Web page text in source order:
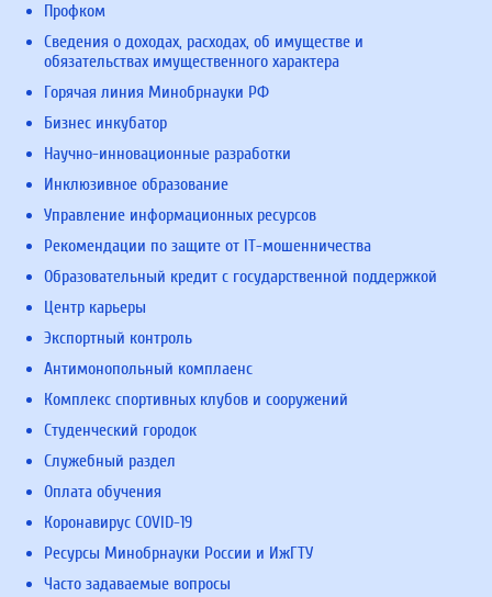
Профком
Сведения о доходах, расходах, об имуществе и
обязательствах имущественного характера
Горячая линия Минобрнауки РФ
Бизнес инкубатор
Научно-инновационные разработки
Инклюзивное образование
Управление информационных ресурсов
Рекомендации по защите от IT-мошенничества
Образовательный кредит с государственной поддержкой
Центр карьеры
Экспортный контроль
Антимонопольный комплаенс
Комплекс спортивных клубов и сооружений
Студенческий городок
Служебный раздел
Оплата обучения
Коронавирус COVID-19
Ресурсы Минобрнауки России и ИжГТУ
Часто задаваемые вопросы